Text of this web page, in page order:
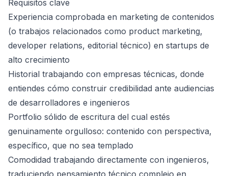
Requisitos clave
Experiencia comprobada en marketing de contenidos
(o trabajos relacionados como product marketing,
developer relations, editorial técnico) en startups de
alto crecimiento
Historial trabajando con empresas técnicas, donde
entiendes cómo construir credibilidad ante audiencias
de desarrolladores e ingenieros
Portfolio sólido de escritura del cual estés
genuinamente orgulloso: contenido con perspectiva,
específico, que no sea templado
Comodidad trabajando directamente con ingenieros,
traduciendo pensamiento técnico complejo en